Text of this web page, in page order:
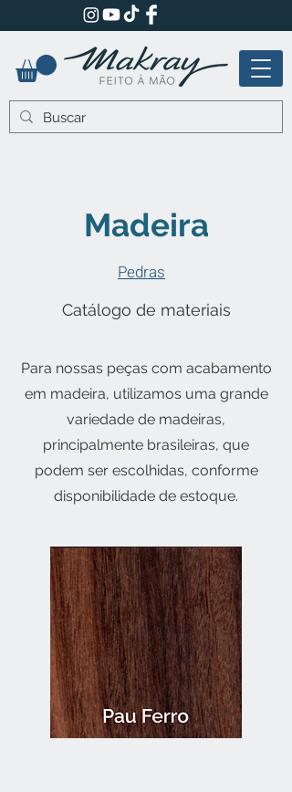
Madeira
Pedras
Catálogo de materiais
Para nossas peças com acabamento
em madeira, utilizamos uma grande
variedade de madeiras,
principalmente brasileiras, que
podem ser escolhidas, conforme
disponibilidade de estoque.